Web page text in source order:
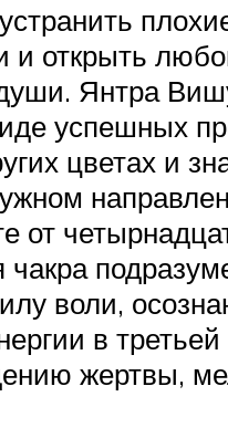
и открыть
Янтра
успешных
цветах и
от
воли,
в
жертвы,